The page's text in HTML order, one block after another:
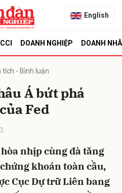
English
DOANH NGHIỆP DOANH
tích - Bình luận
Á bứt phá
Fed
nhịp cùng đà tăng
khoán toàn cầu,
Cục Dự trữ Liên bang
Hủy